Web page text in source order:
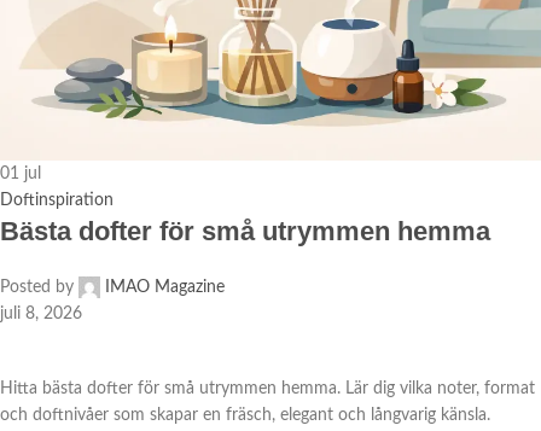
01 jul
Doftinspiration
Bästa dofter för små utrymmen hemma
Posted by
IMAO Magazine
juli 8, 2026
Hitta bästa dofter för små utrymmen hemma. Lär dig vilka noter, format
och doftnivåer som skapar en fräsch, elegant och långvarig känsla.